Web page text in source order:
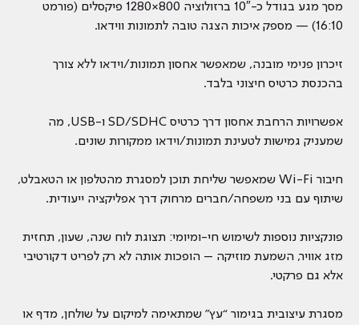
מסך מגע בגודל כ-10″ ברזולוציה ‎1280×800 פיקסלים (פורמט
16:10) — מספק איכות הצגה טובה לתמונות ווידאו.
זיכרון פנימי מובנה, שמאפשר אחסון תמונות/וידאו ללא צורך
בהכנסת כרטיס חיצוני בלבד.
אפשרויות הרחבת אחסון דרך כרטיס SD/SDHC ו-USB, מה
שמעניק גמישות לטעינת תמונות/וידאו ממקורות שונים.
חיבור Wi-Fi שמאפשר שליחת תוכן למסגרת מהטלפון או הטאבלט,
שיתוף עם בני משפחה/חברים מרחוק דרך אפליקציה ייעודית.
פונקציות נוספות לשימוש חי-ומיומי: תצוגת לוח שנה, שעון, תחזית
מזג אוויר, השמעת מוזיקה – הופכות אותה לא רק לפריט דקורטיבי
אלא גם פרקטי.
מסגרת עיצובית בגימור “עץ” שמתאימה למיקום על שולחן, מדף או